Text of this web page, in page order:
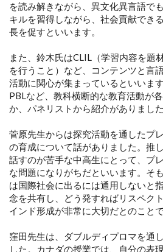
を読み解きながら、異文化異言語で
キルを習得しながら、社会貢献でき
長を促すといいます。
また、鈴木氏はCLIL（学習内容を題
を行うこと）など、コンテンツと言
活動に関心が集まっているといいま
PBLなど、教科横断的な教育活動が
か、パネリストから紹介がありました
菅原先生からは探究活動を通したプ
の育成について話がありました。推
話すのが苦手な中高生にとって、プ
な問題になりがちだといいます。そ
は国際社会に出るには通用しないと
念を共有し、どう発すればリスペク
インド形成が非常に大切だとのことで
窪田先生は、ダブルディプロマを通
した。カナダの授業では、自分の表